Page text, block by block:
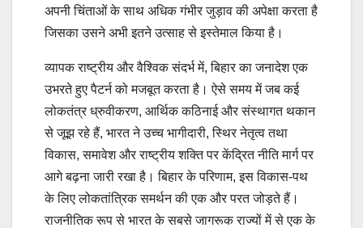
अपनी चिंताओं के साथ अधिक गंभीर जुड़ाव की अपेक्षा करता है
जिसका उसने अभी इतने उत्साह से इस्तेमाल किया है।
व्यापक राष्ट्रीय और वैश्विक संदर्भ में, बिहार का जनादेश एक
उभरते हुए पैटर्न को मजबूत करता है। ऐसे समय में जब कई
लोकतंत्र ध्रुवीकरण, आर्थिक कठिनाई और संस्थागत थकान
से जूझ रहे हैं, भारत ने उच्च भागीदारी, स्थिर नेतृत्व तथा
विकास, समावेश और राष्ट्रीय शक्ति पर केंद्रित नीति मार्ग पर
आगे बढ़ना जारी रखा है। बिहार के परिणाम, इस विकास-पथ
के लिए लोकतांत्रिक समर्थन की एक और परत जोड़ते हैं।
राजनीतिक रूप से भारत के सबसे जागरूक राज्यों में से एक के